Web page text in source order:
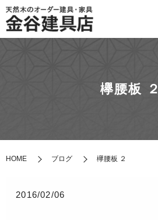
欅腰板 ２
HOME ブログ 欅腰板 ２
2016/02/06